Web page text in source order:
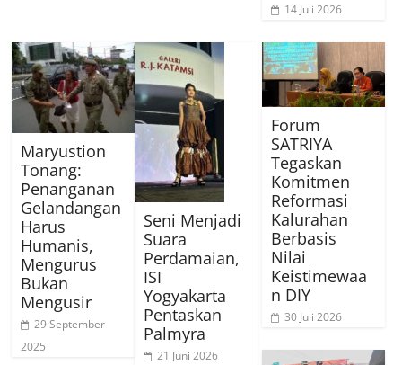
14 Juli 2026
Maryustion
Tonang:
Penanganan
Gelandangan
Harus
Humanis,
Mengurus
Bukan
Mengusir
29 September
2025
Seni Menjadi
Suara
Perdamaian,
ISI
Yogyakarta
Pentaskan
Palmyra
21 Juni 2026
Forum
SATRIYA
Tegaskan
Komitmen
Reformasi
Kalurahan
Berbasis
Nilai
Keistimewaa
n DIY
30 Juli 2026